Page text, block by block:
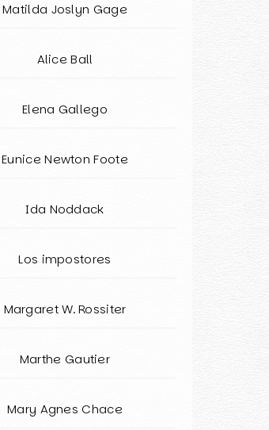
Matilda Joslyn Gage
Alice Ball
Elena Gallego
Eunice Newton Foote
Ida Noddack
Los impostores
Margaret W. Rossiter
Marthe Gautier
Mary Agnes Chace